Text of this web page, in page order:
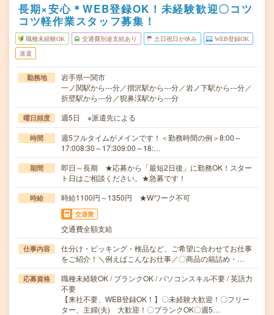
長期×安心＊WEB登録OK！未経験歓迎〇コツ
コツ軽作業スタッフ募集！
職種未経験OK 交通費別途支給あり 土日祝日が休み WEB登録OK
派遣
勤務地
岩手県一関市
一ノ関駅から---分／摺沢駅から---分／岩ノ下駅から---分／
折壁駅から---分／猊鼻渓駅から---分
曜日頻度 週5日 ※派遣先による
時間
週5フルタイムがメインです！＜勤務時間の例＞8:00～
17:008:30～17:309:00～18:…
期間
即日～長期 ★応募から「最短2日後」に勤務OK！スター
ト日はご相談ください。★急募です！
時給 時給1100円～1350円 ★Wワーク不可
交通費
交通費全額支給
仕事内容
仕分け・ピッキング・検品など、ご希望に合わせてお仕事
をご紹介！＼例えばこんなお仕事／〇商品の箱詰め・…
応募資格
職種未経験OK / ブランクOK / パソコンスキル不要 / 英語力
不要
【来社不要、WEB登録OK！】〇未経験大歓迎！〇フリー
ター、主婦(夫) 大歓迎！〇ブランクOK〇週5…